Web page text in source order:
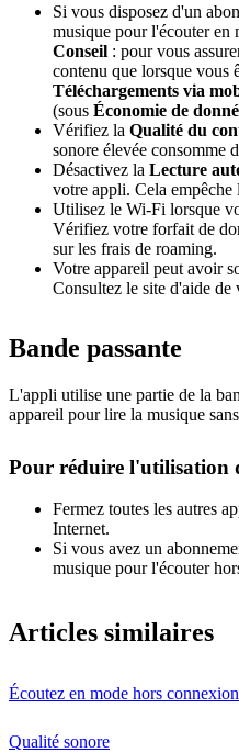
Si vous disposez d'un
musique pour l'écouter en
Conseil : pour vous
contenu que lorsque vous
Téléchargements via
(sous Économie de
Vérifiez la Qualité du
sonore élevée consomme
Désactivez la Lecture
votre appli. Cela empêche
Utilisez le Wi-Fi lorsque
Vérifiez votre forfait de
sur les frais de roaming.
Votre appareil peut avoir
Consultez le site d'aide de
Bande passante
L'appli utilise une partie de la
appareil pour lire la musique
Pour réduire l'utilisation
Fermez toutes les autres
Internet.
Si vous avez un
musique pour l'écouter
Articles similaires
Écoutez en mode hors
Qualité sonore